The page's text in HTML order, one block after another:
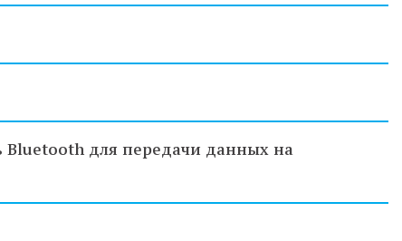
Bluetooth для передачи данных на